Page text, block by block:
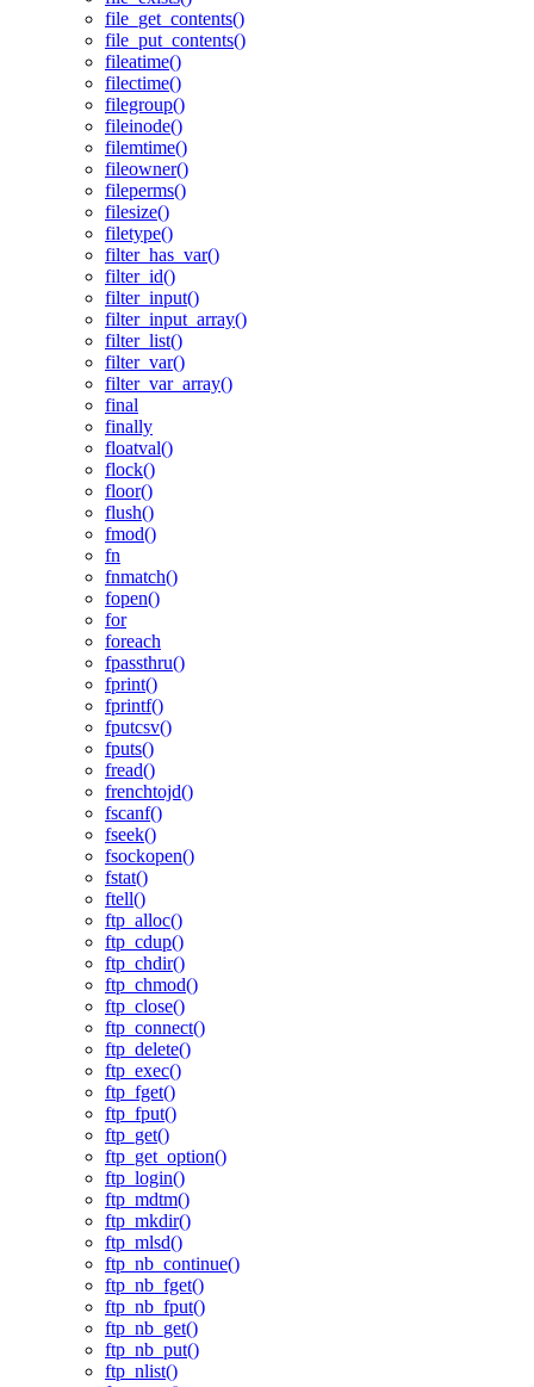
file_get_contents()
file_put_contents()
fileatime()
filectime()
filegroup()
fileinode()
filemtime()
fileowner()
fileperms()
filesize()
filetype()
filter_has_var()
filter_id()
filter_input()
filter_input_array()
filter_list()
filter_var()
filter_var_array()
final
finally
floatval()
flock()
floor()
flush()
fmod()
fn
fnmatch()
fopen()
for
foreach
fpassthru()
fprint()
fprintf()
fputcsv()
fputs()
fread()
frenchtojd()
fscanf()
fseek()
fsockopen()
fstat()
ftell()
ftp_alloc()
ftp_cdup()
ftp_chdir()
ftp_chmod()
ftp_close()
ftp_connect()
ftp_delete()
ftp_exec()
ftp_fget()
ftp_fput()
ftp_get()
ftp_get_option()
ftp_login()
ftp_mdtm()
ftp_mkdir()
ftp_mlsd()
ftp_nb_continue()
ftp_nb_fget()
ftp_nb_fput()
ftp_nb_get()
ftp_nb_put()
ftp_nlist()